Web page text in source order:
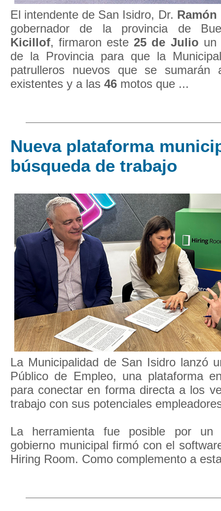
El intendente de San Isidro, Dr. Ramón
gobernador de la provincia de
Kicillof, firmaron este 25 de Julio un
de la Provincia para que la
patrulleros nuevos que se
existentes y a las 46 motos que ...
Nueva plataforma
búsqueda de trabajo
La Municipalidad de San Isidro lanzó
Público de Empleo, una plataforma
para conectar en forma directa a los
trabajo con sus potenciales
La herramienta fue posible por un
gobierno municipal firmó con el
Hiring Room. Como complemento a